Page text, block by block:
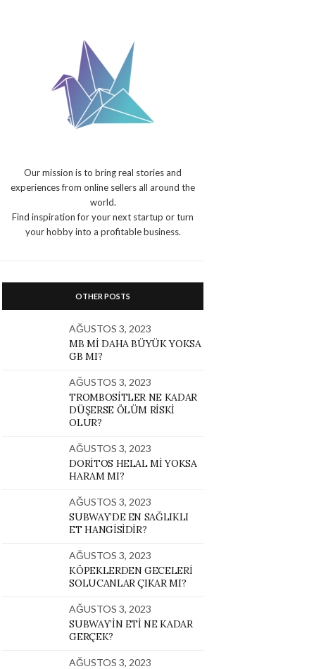
Our mission is to bring real stories and
experiences from online sellers all around the
world.
Find inspiration for your next startup or turn
your hobby into a profitable business.
OTHER POSTS
AĞUSTOS 3, 2023
MB MI DAHA BÜYÜK YOKSA
GB MI?
AĞUSTOS 3, 2023
TROMBOSITLER NE KADAR
DÜŞERSE ÖLÜM RISKI
OLUR?
AĞUSTOS 3, 2023
DORITOS HELAL MI YOKSA
HARAM MI?
AĞUSTOS 3, 2023
SUBWAY’DE EN SAĞLIKLI
ET HANGISIDIR?
AĞUSTOS 3, 2023
KÖPEKLERDEN GECELERI
SOLUCANLAR ÇIKAR MI?
AĞUSTOS 3, 2023
SUBWAY’IN ETI NE KADAR
GERÇEK?
AĞUSTOS 3, 2023